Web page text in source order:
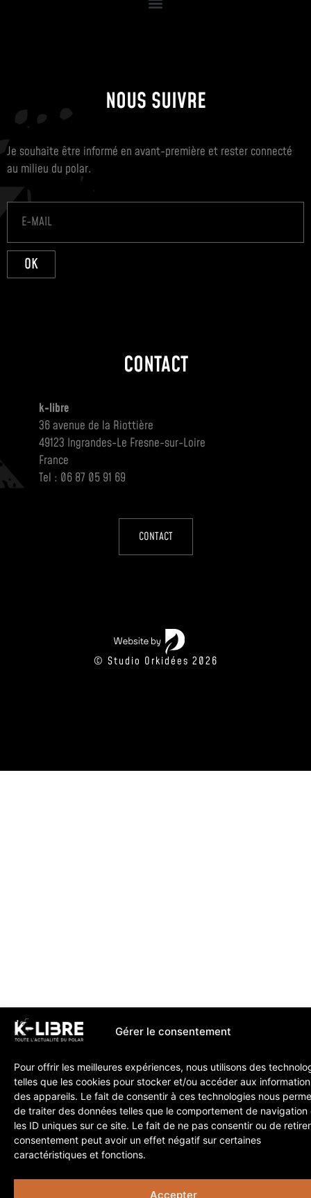
Gérer le consentement
Pour offrir les meilleures expériences, nous utilisons des
telles que les cookies pour stocker et/ou accéder aux
des appareils. Le fait de consentir à ces technologies nous
de traiter des données telles que le comportement de navigation
les ID uniques sur ce site. Le fait de ne pas consentir ou de
consentement peut avoir un effet négatif sur certaines
caractéristiques et fonctions.
Accepter
NOUS SUIVRE
Je souhaite être informé en avant-première et rester connecté
au milieu du polar.
OK
CONTACT
k-libre
36 avenue de la Riottière
49123 Ingrandes-Le Fresne-sur-Loire
France
Tel : 06 87 05 91 69
CONTACT
© Studio Orkidées 2026